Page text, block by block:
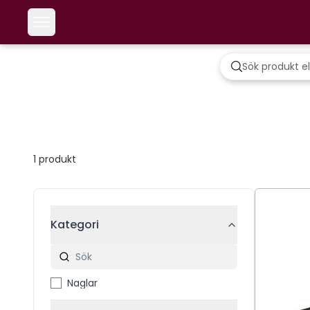
1 produkt
Kategori
Naglar